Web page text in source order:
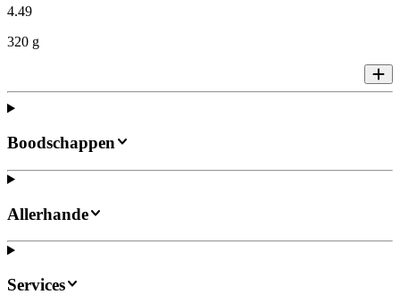
4.49
320 g
Boodschappen
Allerhande
Services